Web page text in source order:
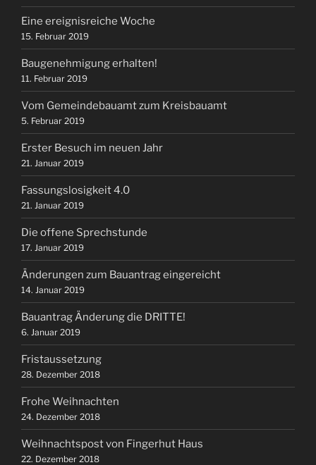
Eine ereignisreiche Woche
15. Februar 2019
Baugenehmigung erhalten!
11. Februar 2019
Vom Gemeindebauamt zum Kreisbauamt
5. Februar 2019
Erster Besuch im neuen Jahr
21. Januar 2019
Fassungslosigkeit 4.0
21. Januar 2019
Die offene Sprechstunde
17. Januar 2019
Änderungen zum Bauantrag eingereicht
14. Januar 2019
Bauantrag Änderung die DRITTE!
6. Januar 2019
Fristaussetzung
28. Dezember 2018
Frohe Weihnachten
24. Dezember 2018
Weihnachtspost von Fingerhut Haus
22. Dezember 2018